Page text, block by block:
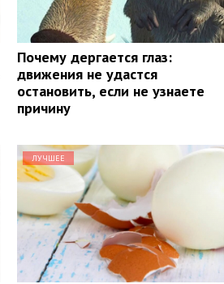
Почему дергается глаз:
движения не удастся
остановить, если не узнаете
причину
ЛУЧШЕЕ